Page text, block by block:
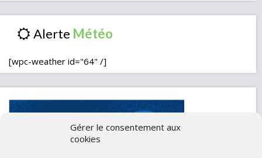
Gérer le consentement aux
cookies
Alerte
[wpc-weather id="64" /]